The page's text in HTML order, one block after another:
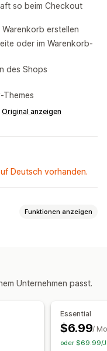
so beim Checkout
erstellen
oder im Warenkorb-
des Shops
Themes
Original anzeigen
Deutsch vorhanden.
Funktionen anzeigen
Unternehmen passt.
Essential
$6.99/
oder $69.99/